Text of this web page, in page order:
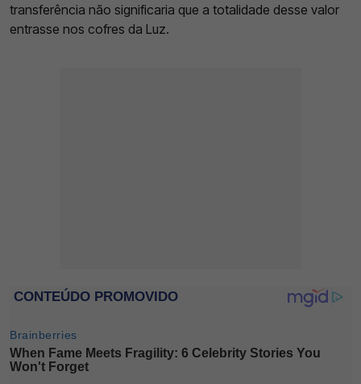
transferência não significaria que a totalidade desse valor
entrasse nos cofres da Luz.